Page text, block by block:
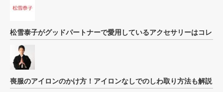
松雪泰子がグッドパートナーで愛用しているアクセサリーはコレ
喪服のアイロンのかけ方！アイロンなしでのしわ取り方法も解説